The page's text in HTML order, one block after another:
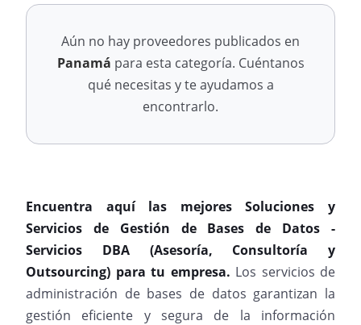
Aún no hay proveedores publicados en
Panamá para esta categoría. Cuéntanos
qué necesitas y te ayudamos a
encontrarlo.
Encuentra aquí las mejores Soluciones y
Servicios de Gestión de Bases de Datos -
Servicios DBA (Asesoría, Consultoría y
Outsourcing) para tu empresa. Los servicios de
administración de bases de datos garantizan la
gestión eficiente y segura de la información